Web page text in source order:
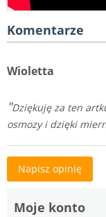
Moje konto
Komentarze
Wioletta
Dziękuję za ten
osmozy i dzięki
Napisz opinię